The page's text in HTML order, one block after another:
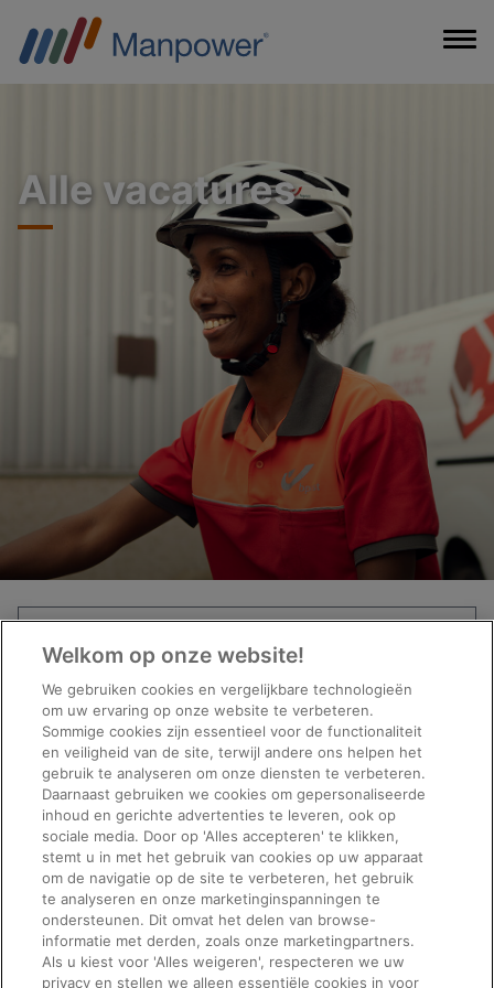
Alle vacatures
Key
Word
Key
Words
Limit
jobs
this
type
Limit
jobs
this
category
Limit
jobs
this
location
Search
We are sorry, but there are currently no jobs to show.
Vragen over
Volg Manpower
Welkom op onze website!
We gebruiken cookies en vergelijkbare technologieën
om uw ervaring op onze website te verbeteren.
Sommige cookies zijn essentieel voor de functionaliteit
en veiligheid van de site, terwijl andere ons helpen het
gebruik te analyseren om onze diensten te verbeteren.
Daarnaast gebruiken we cookies om gepersonaliseerde
inhoud en gerichte advertenties te leveren, ook op
sociale media. Door op 'Alles accepteren' te klikken,
stemt u in met het gebruik van cookies op uw apparaat
om de navigatie op de site te verbeteren, het gebruik
te analyseren en onze marketinginspanningen te
ondersteunen. Dit omvat het delen van browse-
informatie met derden, zoals onze marketingpartners.
Als u kiest voor 'Alles weigeren', respecteren we uw
privacy en stellen we alleen essentiële cookies in voor